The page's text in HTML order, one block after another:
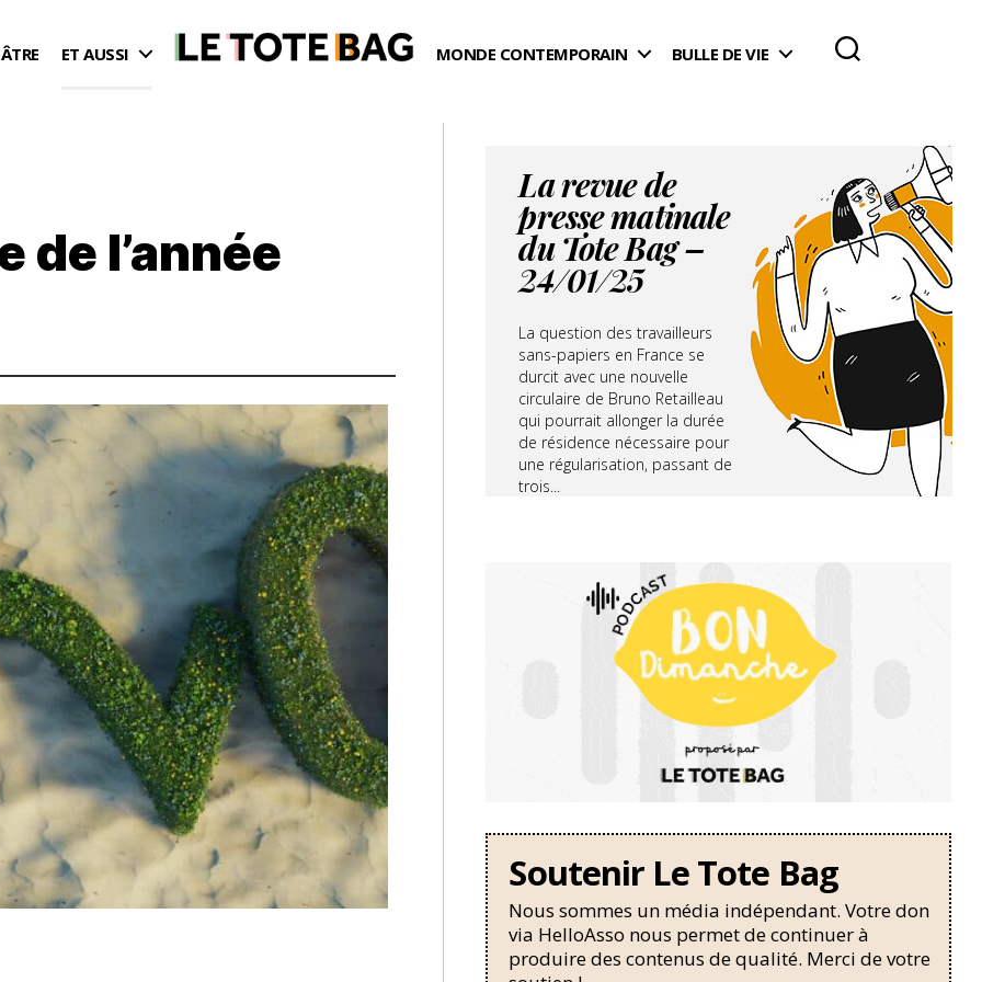
ET AUSSI MONDE CONTEMPORAIN BULLE DE VIE
l’année
La revue de
presse matinale
du Tote Bag –
24/01/25
La question des travailleurs
sans-papiers en France se
durcit avec une nouvelle
circulaire de Bruno Retailleau
qui pourrait allonger la durée
de résidence nécessaire pour
une régularisation, passant de
trois...
Soutenir Le Tote Bag
Nous sommes un média indépendant. Votre don
via HelloAsso nous permet de continuer à
produire des contenus de qualité. Merci de votre